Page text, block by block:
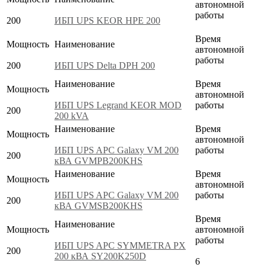
200 ИБП UPS KEOR HPE 200
автономной
работы
Мощность
200
Наименование
ИБП UPS Delta DPH 200
Время
автономной
работы
Мощность
200
Наименование
ИБП UPS Legrand KEOR MOD
200 kVA
Время
автономной
работы
Мощность
200
Наименование
ИБП UPS APC Galaxy VM 200
кВА GVMPB200KHS
Время
автономной
работы
Мощность
200
Наименование
ИБП UPS APC Galaxy VM 200
кВА GVMSB200KHS
Время
автономной
работы
Мощность
200
Наименование
ИБП UPS APC SYMMETRA PX
200 кВА SY200K250D
Время
автономной
работы
6